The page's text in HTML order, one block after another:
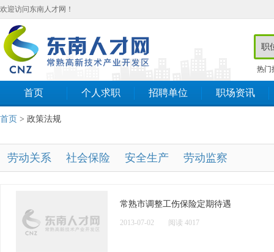
欢迎访问东南人才网！
热门
首页 个人求职 招聘单位 职场资讯
首页 > 政策法规
劳动关系 社会保险 安全生产 劳动监察
常熟市调整工伤保险定期待遇
2013-07-02 阅读 4017